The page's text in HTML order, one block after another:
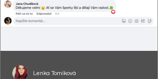
Lenka Tomíková